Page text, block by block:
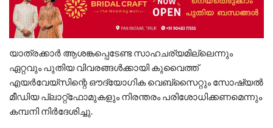
യാത്രക്കാർ ആശങ്കപ്പെടേണ്ട സാഹചര്യമില്ലെന്നും
ഏറ്റവും പുതിയ വിവരങ്ങൾക്കായി കുവൈത്ത്
എയർവേയ്സിന്റെ ഔദ്യോഗിക വെബ്സൈറ്റും സോഷ്യൽ
മീഡിയ പ്ലാറ്റ്ഫോമുകളും നിരന്തരം പരിശോധിക്കണമെന്നും
കമ്പനി നിർദേശിച്ചു.